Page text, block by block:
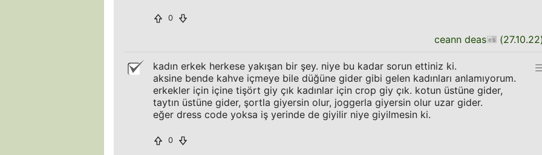
0
ceann deas (27.10.22
kadın erkek herkese yakışan bir şey. niye bu kadar sorun ettiniz ki.
aksine bende kahve içmeye bile düğüne gider gibi gelen kadınları anlamıyorum.
erkekler için içine tişört giy çık kadınlar için crop giy çık. kotun üstüne gider,
taytın üstüne gider, şortla giyersin olur, joggerla giyersin olur uzar gider.
eğer dress code yoksa iş yerinde de giyilir niye giyilmesin ki.
0